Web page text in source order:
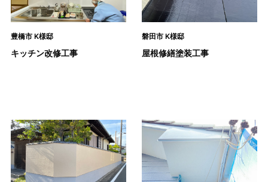
豊橋市 K様邸
キッチン改修工事
磐田市 K様邸
屋根修繕塗装工事